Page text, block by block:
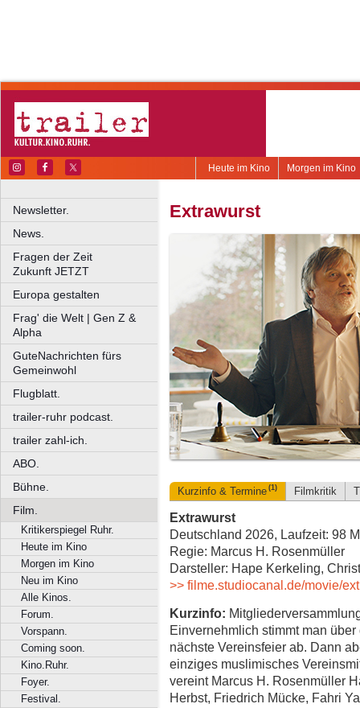
Morgen im Kino
Heute im Kino
Newsletter.
News.
Fragen der Zeit
Zukunft JETZT
Europa gestalten
Frag' die Welt | Gen Z &
Alpha
GuteNachrichten fürs
Gemeinwohl
Flugblatt.
trailer-ruhr podcast.
trailer zahl-ich.
ABO.
Bühne.
Film.
Kritikerspiegel Ruhr.
Heute im Kino
Morgen im Kino
Neu im Kino
Alle Kinos.
Forum.
Vorspann.
Coming soon.
Kino.Ruhr.
Foyer.
Festival.
Extrawurst
Kurzinfo & Termine (1) Filmkritik
Extrawurst
Deutschland 2026, Laufzeit: 98
Regie: Marcus H. Rosenmüller
Darsteller: Hape Kerkeling,
>> filme.studiocanal.de/movie/
Kurzinfo:
Einvernehmlich stimmt man
nächste Vereinsfeier ab. Dann
einziges muslimisches
vereint Marcus H. Rosenmüller
Herbst, Friedrich Mücke, Fahri